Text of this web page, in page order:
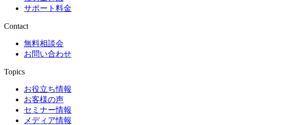
サポート料金
Contact
無料相談会
お問い合わせ
Topics
お役立ち情報
お客様の声
セミナー情報
メディア情報